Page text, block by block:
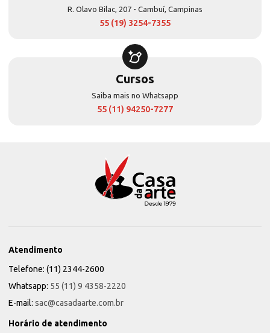
R. Olavo Bilac, 207 - Cambuí, Campinas
55 (19) 3254-7355
Cursos
Saiba mais no Whatsapp
55 (11) 94250-7277
Atendimento
Telefone: (11) 2344-2600
Whatsapp: 55 (11) 9 4358-2220
E-mail: sac@casadaarte.com.br
Horário de atendimento